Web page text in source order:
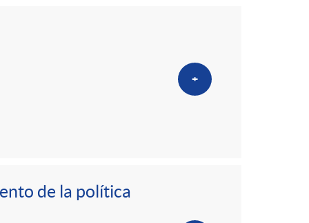
+
de la política